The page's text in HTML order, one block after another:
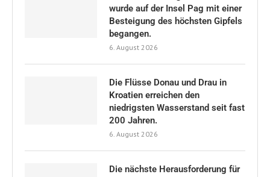
wurde auf der Insel Pag mit einer
Besteigung des höchsten Gipfels
begangen.
6. August 2026
Die Flüsse Donau und Drau in
Kroatien erreichen den
niedrigsten Wasserstand seit fast
200 Jahren.
6. August 2026
Die nächste Herausforderung für